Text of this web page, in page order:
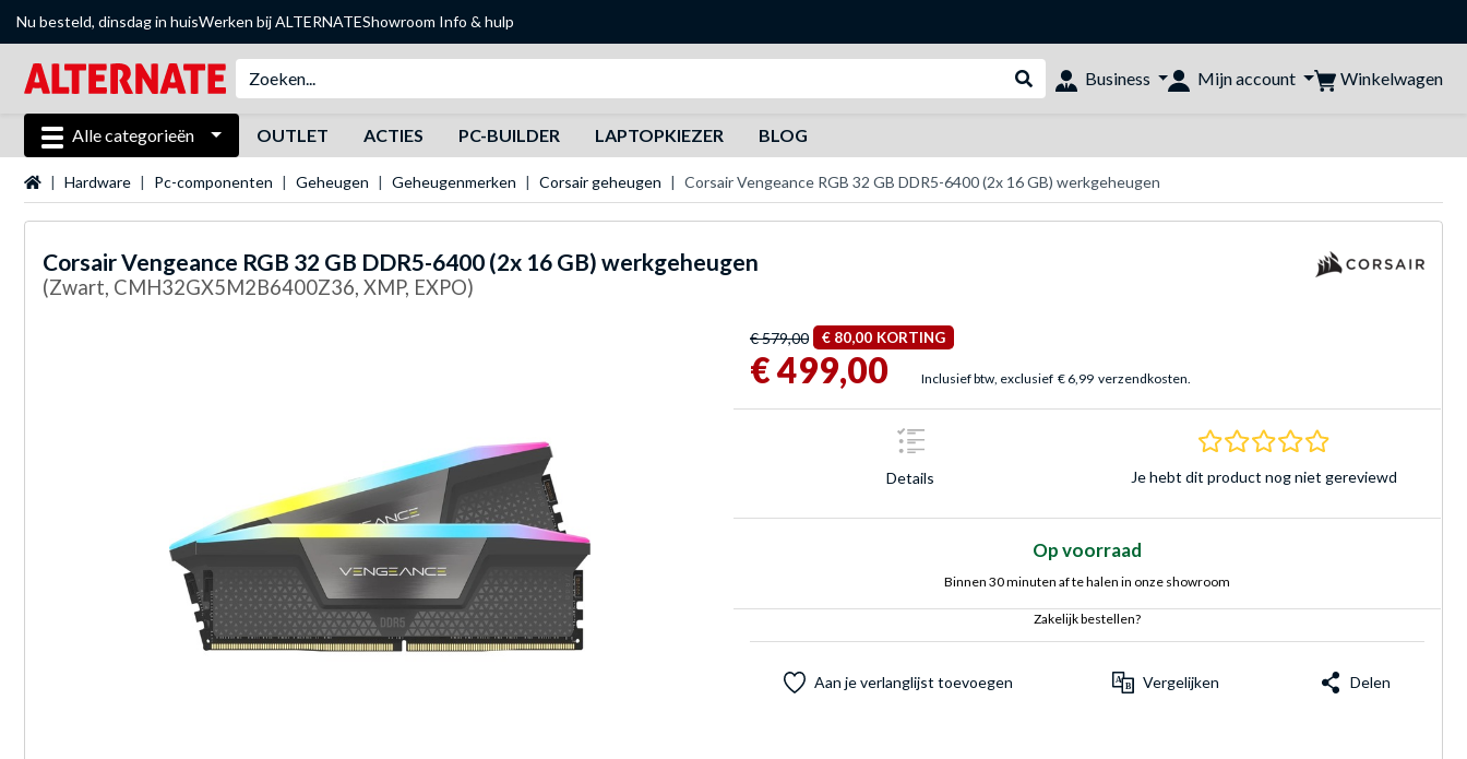
Nu besteld, dinsdag in huisWerken bij ALTERNATEShowroom Info & hulp
Webshop doorzoeken
Business Mijn account Winkelwagen
Alle categorieën OUTLET ACTIES PC-BUILDER LAPTOPKIEZER BLOG
Startpagina
Hardware Pc-componenten Geheugen Geheugenmerken Corsair geheugen Corsair Vengeance RGB 32 GB DDR5-6400 (2x 16 GB) werkgeheugen
CorsairVengeance RGB 32 GB DDR5-6400 (2x 16 GB) werkgeheugen
(Zwart, CMH32GX5M2B6400Z36, XMP, EXPO)
€ 579,00 € 80,00 KORTING
€ 499,00 Inclusief btw, exclusief € 6,99 verzendkosten.
Details
0.0 sterren
Je hebt dit product nog niet gereviewd
Op voorraad
Binnen 30 minuten af te halen in onze showroom
Zakelijk bestellen?
Aan je verlanglijst toevoegen Vergelijken Delen